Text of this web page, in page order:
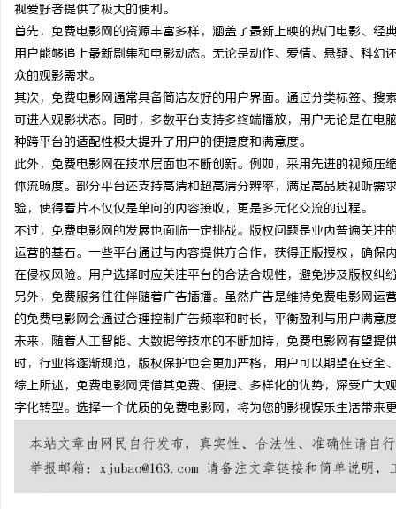
视爱好者提供了极大的便利。
首先，免费电影网的资源丰富多样，涵盖了最新上映的热门电影、
用户能够追上最新剧集和电影动态。无论是动作、爱情、悬疑、科
众的观影需求。
其次，免费电影网通常具备简洁友好的用户界面。通过分类标签、
可进入观影状态。同时，多数平台支持多终端播放，用户无论是在
种跨平台的适配性极大提升了用户的便捷度和满意度。
此外，免费电影网在技术层面也不断创新。例如，采用先进的视频
体流畅度。部分平台还支持高清和超高清分辨率，满足高品质视听
验，使得看片不仅仅是单向的内容接收，更是多元化交流的过程。
不过，免费电影网的发展也面临一定挑战。版权问题是业内普遍关
运营的基石。一些平台通过与内容提供方合作，获得正版授权，确
在侵权风险。用户选择时应关注平台的合法合规性，避免涉及版权纠
另外，免费服务往往伴随着广告插播。虽然广告是维持免费电影网
的免费电影网会通过合理控制广告频率和时长，平衡盈利与用户满意
未来，随着人工智能、大数据等技术的不断加持，免费电影网有望
时，行业将逐渐规范，版权保护也会更加严格，用户可以期望在安全
综上所述，免费电影网凭借其免费、便捷、多样化的优势，深受广
字化转型。选择一个优质的免费电影网，将为您的影视娱乐生活带来
锡条，焊锡球，焊锡丝
6337锡条，巨一，焊锡